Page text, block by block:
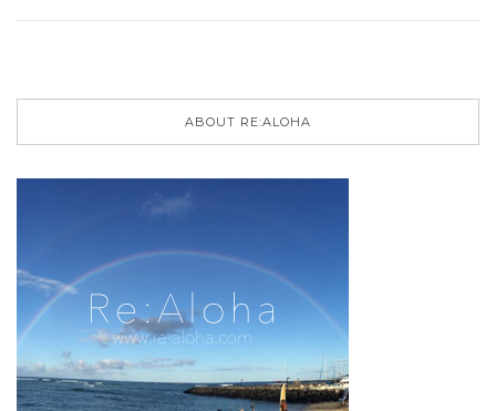
ABOUT RE:ALOHA